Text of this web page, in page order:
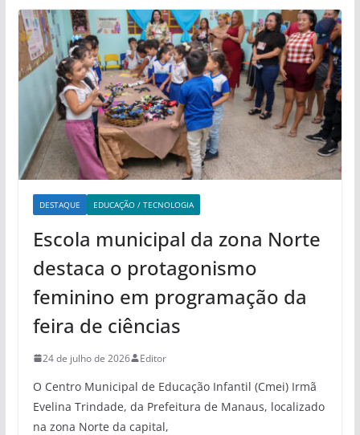
DESTAQUE EDUCAÇÃO / TECNOLOGIA
Escola municipal da zona Norte
destaca o protagonismo
feminino em programação da
feira de ciências
24 de julho de 2026 Editor
O Centro Municipal de Educação Infantil (Cmei) Irmã
Evelina Trindade, da Prefeitura de Manaus, localizado
na zona Norte da capital,